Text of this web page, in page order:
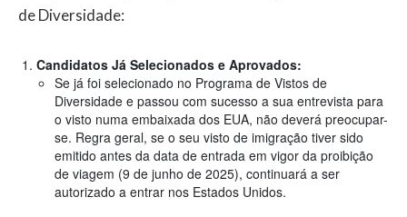
de Diversidade:
Candidatos Já Selecionados e Aprovados:
Se já foi selecionado no Programa de Vistos de
Diversidade e passou com sucesso a sua entrevista para
o visto numa embaixada dos EUA, não deverá preocupar-
se. Regra geral, se o seu visto de imigração tiver sido
emitido antes da data de entrada em vigor da proibição
de viagem (9 de junho de 2025), continuará a ser
autorizado a entrar nos Estados Unidos.